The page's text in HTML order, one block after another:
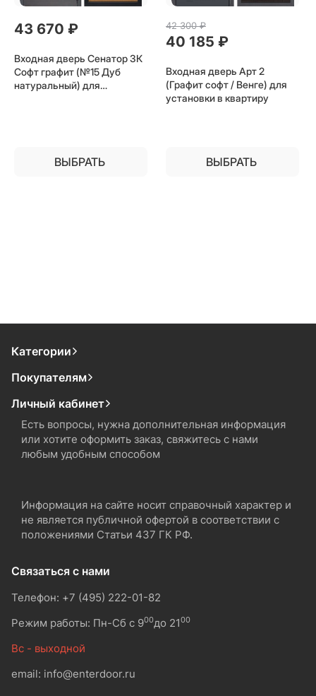
43 670 ₽
Входная дверь Сенатор 3К
Софт графит (№15 Дуб
натуральный) для
ВЫБРАТЬ
42 300 ₽
40 185 ₽
Входная дверь Арт 2
(Графит софт / Венге) для
установки в квартиру
ВЫБРАТЬ
Категории
Покупателям
Личный кабинет
Есть вопросы, нужна дополнительная информация
или хотите оформить заказ, свяжитесь с нами
любым удобным способом
Информация на сайте носит справочный характер и
не является публичной офертой в соответствии с
положениями Статьи 437 ГК РФ.
Связаться с нами
Телефон: +7 (495) 222-01-82
Режим работы: Пн-Сб с 900до 2100
Вс - выходной
email: info@enterdoor.ru